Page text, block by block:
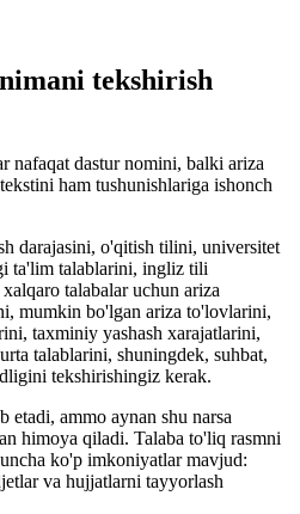
tekshirish
nafaqat dastur nomini, balki ariza
ham tushunishlariga ishonch
darajasini, o'qitish tilini, universitet
ta'lim talablarini, ingliz tili
talabalar uchun ariza
mumkin bo'lgan ariza to'lovlarini,
taxminiy yashash xarajatlarini,
talablarini, shuningdek, suhbat,
tekshirishingiz kerak.
etadi, ammo aynan shu narsa
himoya qiladi. Talaba to'liq rasmni
ko'p imkoniyatlar mavjud:
va hujjatlarni tayyorlash